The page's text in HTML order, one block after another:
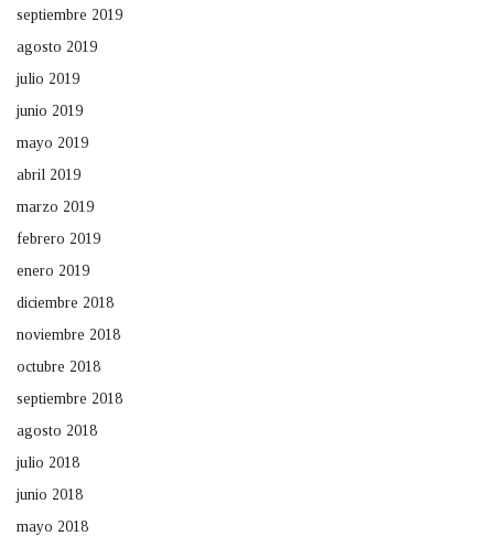
septiembre 2019
agosto 2019
julio 2019
junio 2019
mayo 2019
abril 2019
marzo 2019
febrero 2019
enero 2019
diciembre 2018
noviembre 2018
octubre 2018
septiembre 2018
agosto 2018
julio 2018
junio 2018
mayo 2018